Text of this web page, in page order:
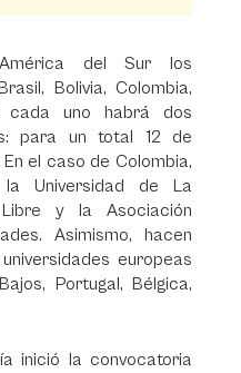
del Sur los
Bolivia, Colombia,
uno habrá dos
para un total 12 de
el caso de Colombia,
Universidad de La
y la Asociación
Asimismo, hacen
europeas
Portugal, Bélgica,
inició la convocatoria